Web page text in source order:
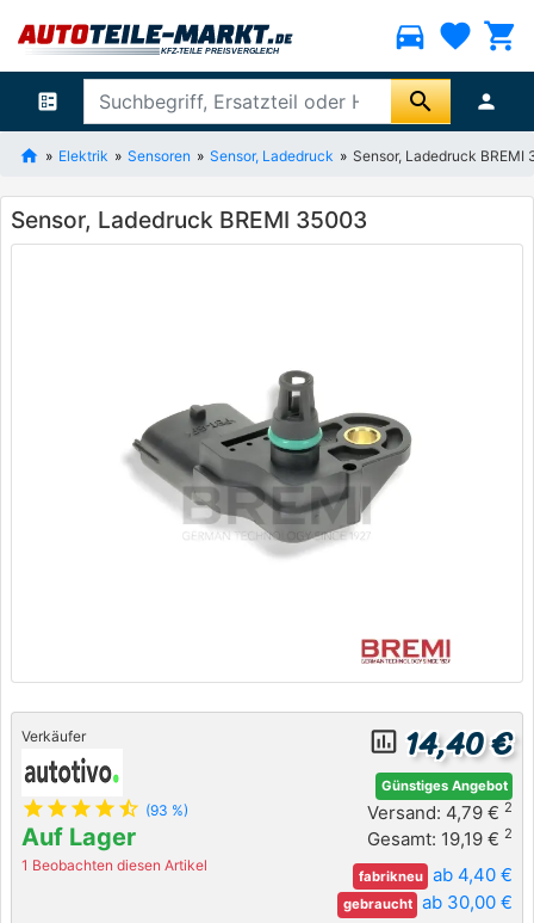
directions_car favorite shopping_cart
ballot search person
Elektrik Sensoren Sensor, Ladedruck Sensor, Ladedruck BREMI
Sensor, Ladedruck BREMI 35003
Verkäufer
star star star star star_half (93 %)
Auf Lager
1 Beobachten diesen Artikel
insert_chart_outlined 14,40 €
Günstiges Angebot
Versand: 4,79 € 2
Gesamt: 19,19 € 2
fabrikneu ab 4,40 €
gebraucht ab 30,00 €